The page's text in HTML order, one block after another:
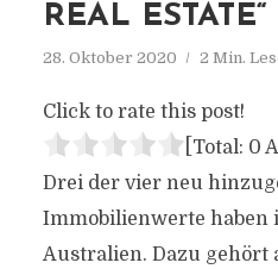
REAL ESTATE“
28. Oktober 2020 2 Min.
Click to rate this post!
[Total: 0
Drei der vier neu
Immobilienwerte haben
Australien. Dazu gehört